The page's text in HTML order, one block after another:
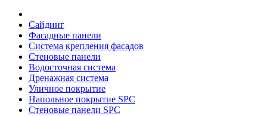
Сайдинг
Фасадные панели
Система крепления фасадов
Стеновые панели
Водосточная система
Дренажная система
Уличное покрытие
Напольное покрытие SPC
Стеновые панели SPC